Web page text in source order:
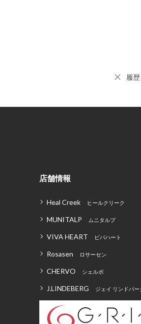
履
店舗情報
Heal Creek ヒールクリーク
MUNITALP ムニタルプ
VIVA HEART ビバハート
Rosasen ロサーセン
CHERVO シェルボ
J.LINDEBERG ジェイ リンドバー